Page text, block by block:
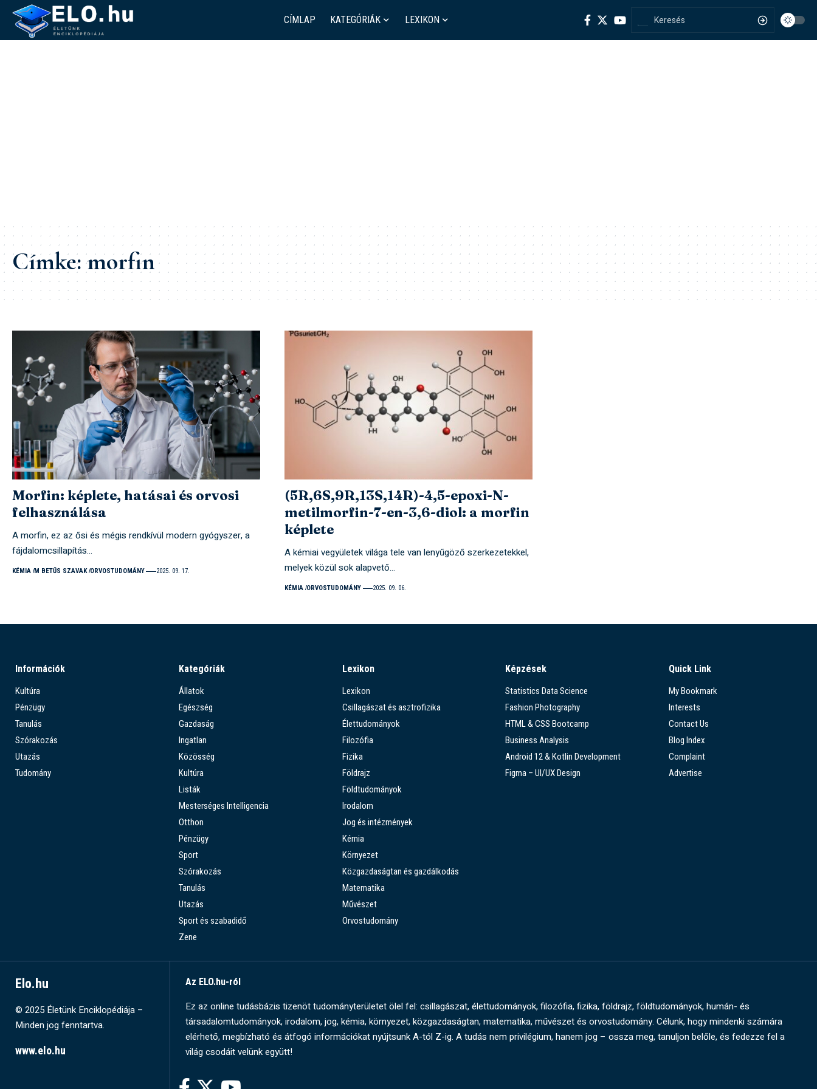
CÍMLAP KATEGÓRIÁK LEXIKON
Címke:morfin
Morfin: képlete, hatásai és orvosi
felhasználása
A morfin, ez az ősi és mégis rendkívül modern gyógyszer, a
fájdalomcsillapítás…
KÉMIA M BETŰS SZAVAK ORVOSTUDOMÁNY 2025. 09. 17.
(5R,6S,9R,13S,14R)-4,5-epoxi-N-
metilmorfin-7-en-3,6-diol: a morfin
képlete
A kémiai vegyületek világa tele van lenyűgöző szerkezetekkel,
melyek közül sok alapvető…
KÉMIA ORVOSTUDOMÁNY 2025. 09. 06.
Információk
Kultúra
Pénzügy
Tanulás
Szórakozás
Utazás
Tudomány
Kategóriák
Állatok
Egészség
Gazdaság
Ingatlan
Közösség
Kultúra
Listák
Mesterséges Intelligencia
Otthon
Pénzügy
Sport
Szórakozás
Tanulás
Utazás
Sport és szabadidő
Zene
Lexikon
Lexikon
Csillagászat és asztrofizika
Élettudományok
Filozófia
Fizika
Földrajz
Földtudományok
Irodalom
Jog és intézmények
Kémia
Környezet
Közgazdaságtan és gazdálkodás
Matematika
Művészet
Orvostudomány
Képzések
Statistics Data Science
Fashion Photography
HTML & CSS Bootcamp
Business Analysis
Android 12 & Kotlin Development
Figma – UI/UX Design
Quick Link
My Bookmark
Interests
Contact Us
Blog Index
Complaint
Advertise
Elo.hu
© 2025 Életünk Enciklopédiája –
Minden jog fenntartva.
www.elo.hu
Az ELO.hu-ról
Ez az online tudásbázis tizenöt tudományterületet ölel fel: csillagászat, élettudományok, filozófia, fizika, földrajz, földtudományok, humán- és
társadalomtudományok, irodalom, jog, kémia, környezet, közgazdaságtan, matematika, művészet és orvostudomány. Célunk, hogy mindenki számára
elérhető, megbízható és átfogó információkat nyújtsunk A-tól Z-ig. A tudás nem privilégium, hanem jog – ossza meg, tanuljon belőle, és fedezze fel a
világ csodáit velünk együtt!